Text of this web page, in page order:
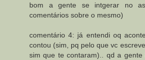
bom a gente se intgerar no
comentários sobre o mesmo)
comentário 4: já entendi oq
contou (sim, pq pelo que vc
sim que te contaram).. qd a